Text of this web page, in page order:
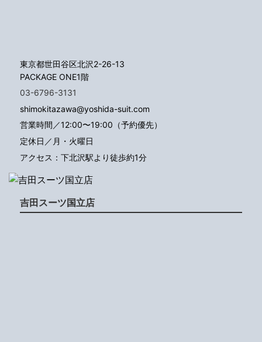
東京都世田谷区北沢2-26-13
PACKAGE ONE1階
03-6796-3131
shimokitazawa@yoshida-suit.com
営業時間／12:00〜19:00（予約優先）
定休日／月・火曜日
アクセス：下北沢駅より徒歩約1分
吉田スーツ国立店